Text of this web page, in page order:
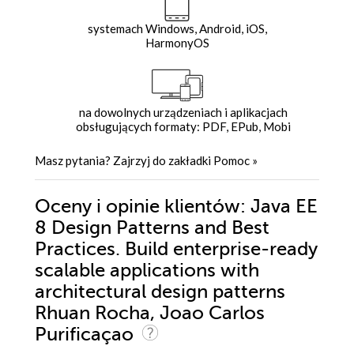
systemach Windows, Android, iOS,
HarmonyOS
na dowolnych urządzeniach i aplikacjach
obsługujących formaty: PDF, EPub, Mobi
Masz pytania? Zajrzyj do zakładki Pomoc »
Oceny i opinie klientów: Java EE
8 Design Patterns and Best
Practices. Build enterprise-ready
scalable applications with
architectural design patterns
Rhuan Rocha, Joao Carlos
Purificaçao